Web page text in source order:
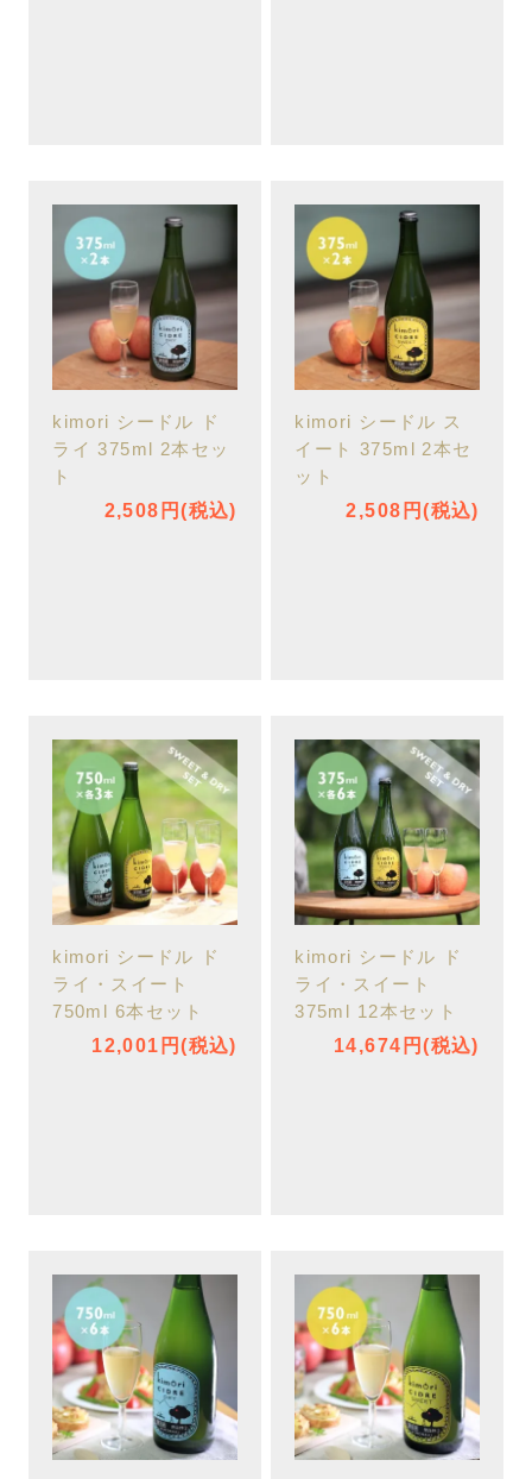
kimori シードル ド
ライ 375ml 2本セッ
ト
2,508円(税込)
kimori シードル ス
イート 375ml 2本セ
ット
2,508円(税込)
kimori シードル ド
ライ・スイート
750ml 6本セット
12,001円(税込)
kimori シードル ド
ライ・スイート
375ml 12本セット
14,674円(税込)